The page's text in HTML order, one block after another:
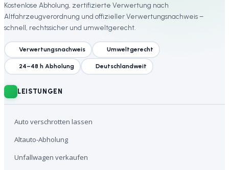
Kostenlose Abholung, zertifizierte Verwertung nach
Altfahrzeugverordnung und offizieller Verwertungsnachweis –
schnell, rechtssicher und umweltgerecht.
Verwertungsnachweis Umweltgerecht
24–48 h Abholung Deutschlandweit
LEISTUNGEN
Auto verschrotten lassen
Altauto-Abholung
Unfallwagen verkaufen